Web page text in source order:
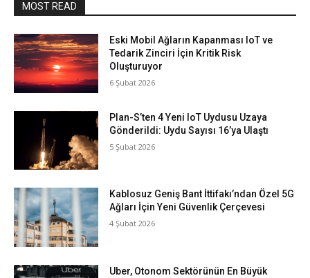
MOST READ
Eski Mobil Ağların Kapanması IoT ve
Tedarik Zinciri İçin Kritik Risk
Oluşturuyor
6 Şubat 2026
Plan-S’ten 4 Yeni IoT Uydusu Uzaya
Gönderildi: Uydu Sayısı 16’ya Ulaştı
5 Şubat 2026
Kablosuz Geniş Bant İttifakı’ndan Özel 5G
Ağları İçin Yeni Güvenlik Çerçevesi
4 Şubat 2026
Uber, Otonom Sektörünün En Büyük